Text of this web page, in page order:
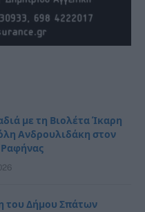
με τη Βιολέτα Ίκαρη
Ανδρουλιδάκη στον
του Δήμου Σπάτων